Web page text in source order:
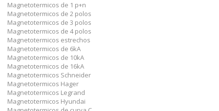
Magnetotermicos de 1 p+n
Magnetotermicos de 2 polos
Magnetotermicos de 3 polos
Magnetotermicos de 4 polos
Magnetotermicos estrechos
Magnetotermicos de 6kA
Magnetotermicos de 10kA
Magnetotermicos de 16kA
Magnetotermicos Schneider
Magnetotermicos Hager
Magnetotermicos Legrand
Magnetotermicos Hyundai